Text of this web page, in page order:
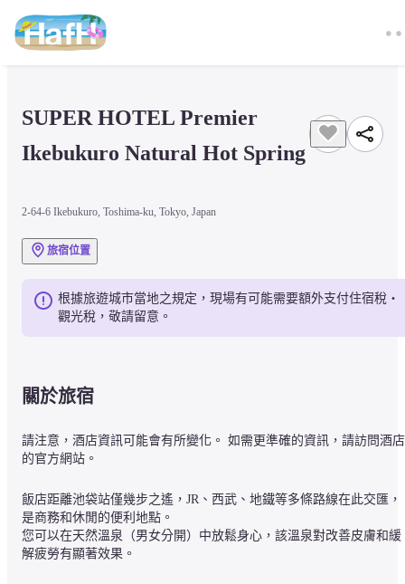
SUPER HOTEL Premier
Ikebukuro Natural Hot Spring
2-64-6 Ikebukuro, Toshima-ku, Tokyo, Japan
旅宿位置
根據旅遊城市當地之規定，現場有可能需要額外支付住宿稅・
觀光稅，敬請留意。
關於旅宿
請注意，酒店資訊可能會有所變化。 如需更準確的資訊，請訪問酒店
的官方網站。
飯店距離池袋站僅幾步之遙，JR、西武、地鐵等多條路線在此交匯，
是商務和休閒的便利地點。
您可以在天然溫泉（男女分開）中放鬆身心，該溫泉對改善皮膚和緩
解疲勞有顯著效果。